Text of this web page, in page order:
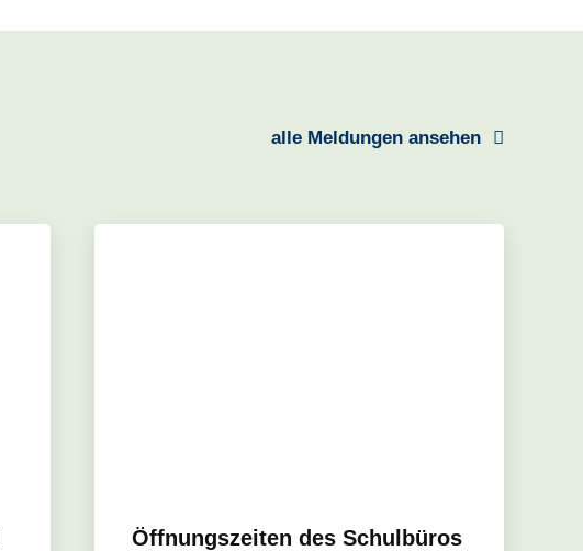
alle Meldungen ansehen
Öffnungszeiten des Schulbüros